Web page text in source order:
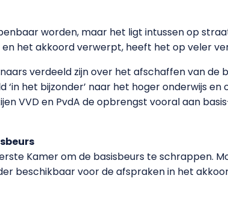
worden, maar het ligt intussen op
het akkoord verwerpt, heeft het op veler
verdeeld zijn over het afschaffen van de
het bijzonder’ naar het hoger onderwijs en
VVD en PvdA de opbrengst vooral aan
Kamer om de basisbeurs te schrappen.
beschikbaar voor de afspraken in het